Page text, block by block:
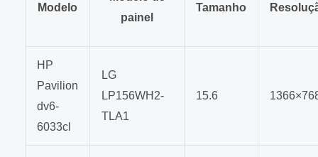
Modelo
painel
Tamanho
HP
Pavilion
dv6-
6033cl
LG
LP156WH2-
TLA1
15.6